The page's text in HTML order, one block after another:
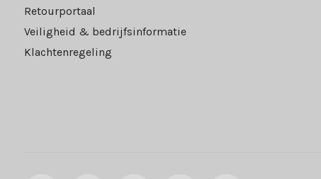
Retourportaal
Veiligheid & bedrijfsinformatie
Klachtenregeling